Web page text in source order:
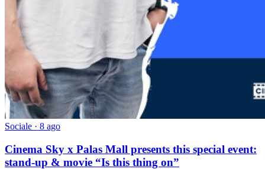
Sociale · 8 ago
Cinema Sky x Palas Mall presents this special event:
stand-up & movie “Is this thing on”